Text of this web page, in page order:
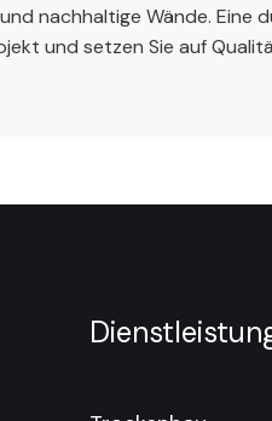
nachhaltige Wände.
und setzen Sie auf